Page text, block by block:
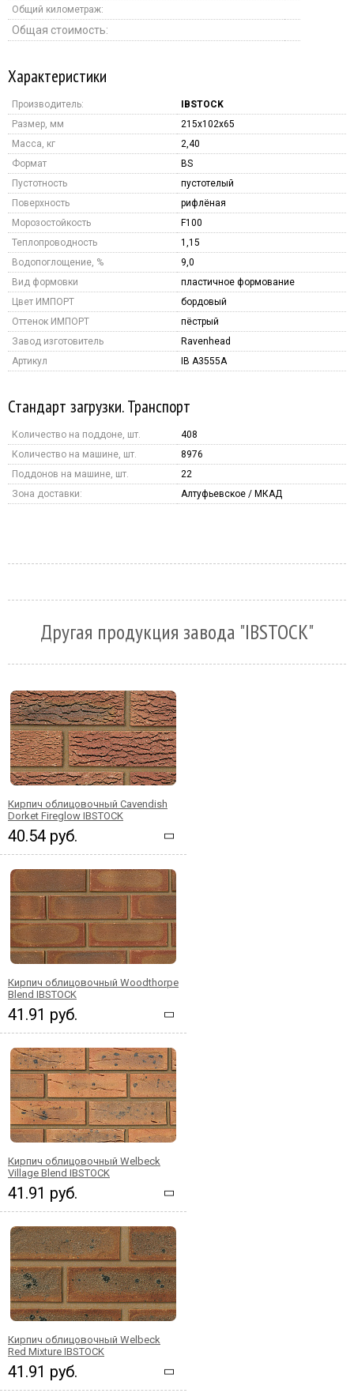
Общий километраж:
Общая стоимость:
Характеристики
Производитель:
IBSTOCK
Размер, мм
215х102х65
Масса, кг
2,40
Формат
BS
Пустотность
пустотелый
Поверхность
рифлёная
Морозостойкость
F100
Теплопроводность
1,15
Водопоглощение, %
9,0
Вид формовки
пластичное формование
Цвет ИМПОРТ
бордовый
Оттенок ИМПОРТ
пёстрый
Завод изготовитель
Ravenhead
Артикул
IB A3555A
Стандарт загрузки. Транспорт
Количество на поддоне, шт.
408
Количество на машине, шт.
8976
Поддонов на машине, шт.
22
Зона доставки:
Алтуфьевское / МКАД
Другая продукция завода "IBSTOCK"
Кирпич облицовочный Cavendish
Dorket Fireglow IBSTOCK
40.54 руб.
Кирпич облицовочный Woodthorpe
Blend IBSTOCK
41.91 руб.
Кирпич облицовочный Welbeck
Village Blend IBSTOCK
41.91 руб.
Кирпич облицовочный Welbeck
Red Mixture IBSTOCK
41.91 руб.